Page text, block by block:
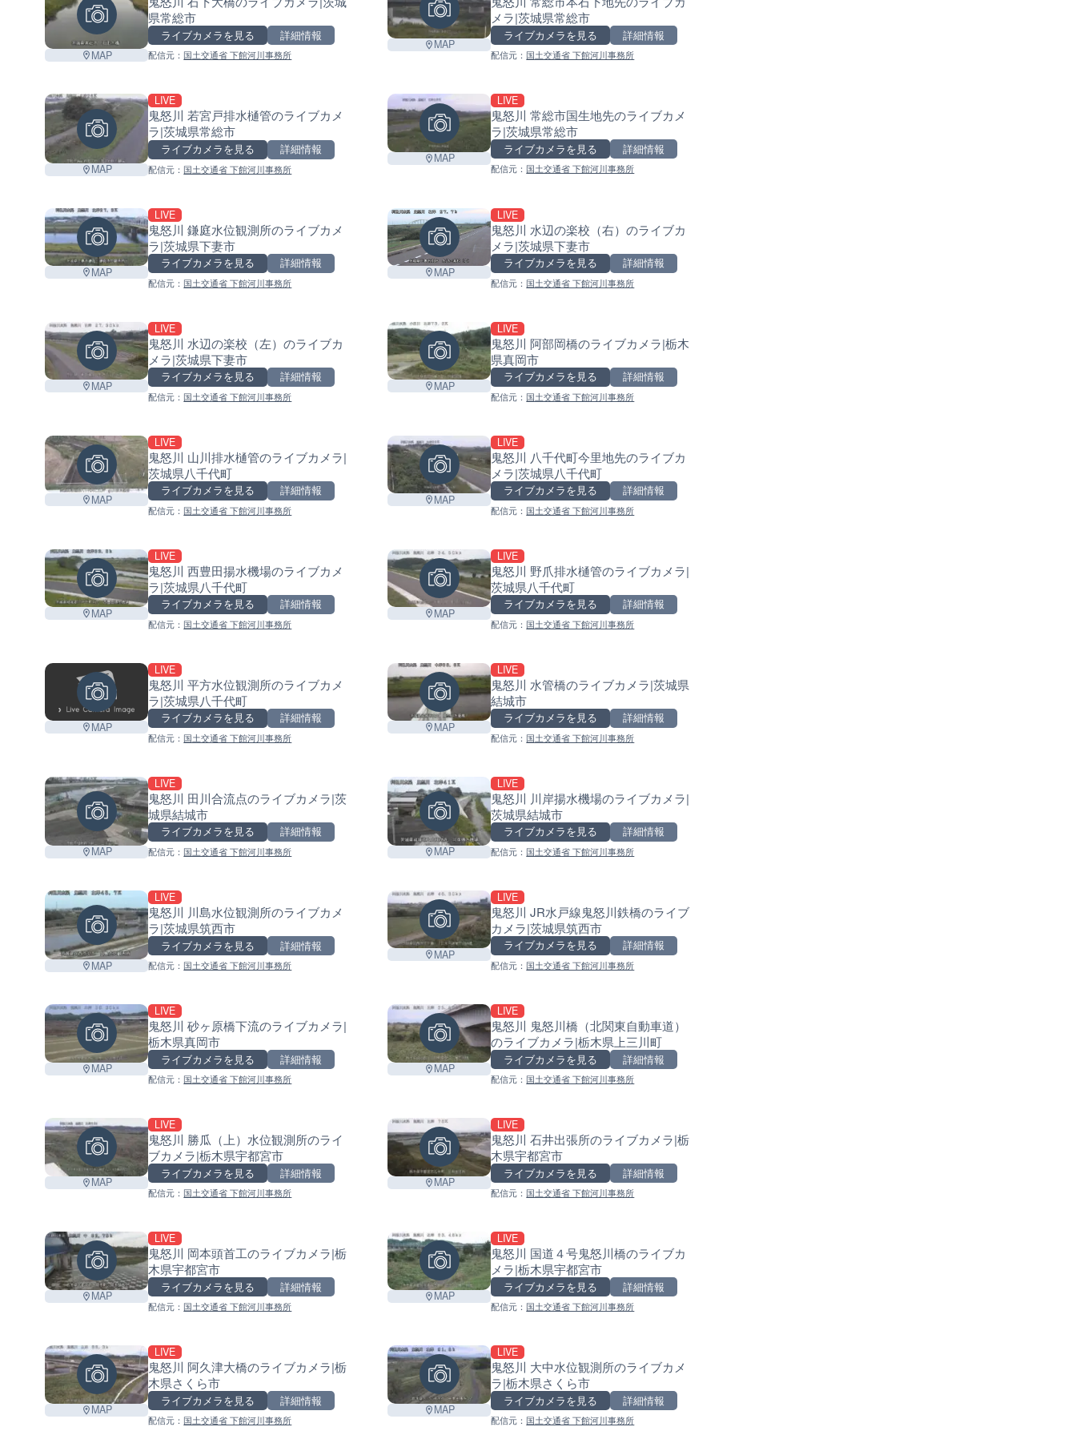
MAP
県常総市
ライブカメラを見る 詳細情報
配信元： 国土交通省 下館河川事務所
MAP
メラ|茨城県常総市
ライブカメラを見る 詳細情報
配信元： 国土交通省 下館河川事務所
MAP
LIVE
鬼怒川 若宮戸排水樋管のライブカメ
ラ|茨城県常総市
ライブカメラを見る 詳細情報
配信元： 国土交通省 下館河川事務所
MAP
LIVE
鬼怒川 常総市国生地先のライブカメ
ラ|茨城県常総市
ライブカメラを見る 詳細情報
配信元： 国土交通省 下館河川事務所
MAP
LIVE
鬼怒川 鎌庭水位観測所のライブカメ
ラ|茨城県下妻市
ライブカメラを見る 詳細情報
配信元： 国土交通省 下館河川事務所
MAP
LIVE
鬼怒川 水辺の楽校（右）のライブカ
メラ|茨城県下妻市
ライブカメラを見る 詳細情報
配信元： 国土交通省 下館河川事務所
MAP
LIVE
鬼怒川 水辺の楽校（左）のライブカ
メラ|茨城県下妻市
ライブカメラを見る 詳細情報
配信元： 国土交通省 下館河川事務所
MAP
LIVE
鬼怒川 阿部岡橋のライブカメラ|栃木
県真岡市
ライブカメラを見る 詳細情報
配信元： 国土交通省 下館河川事務所
MAP
LIVE
鬼怒川 山川排水樋管のライブカメラ|
茨城県八千代町
ライブカメラを見る 詳細情報
配信元： 国土交通省 下館河川事務所
MAP
LIVE
鬼怒川 八千代町今里地先のライブカ
メラ|茨城県八千代町
ライブカメラを見る 詳細情報
配信元： 国土交通省 下館河川事務所
MAP
LIVE
鬼怒川 西豊田揚水機場のライブカメ
ラ|茨城県八千代町
ライブカメラを見る 詳細情報
配信元： 国土交通省 下館河川事務所
MAP
LIVE
鬼怒川 野爪排水樋管のライブカメラ|
茨城県八千代町
ライブカメラを見る 詳細情報
配信元： 国土交通省 下館河川事務所
MAP
LIVE
鬼怒川 平方水位観測所のライブカメ
ラ|茨城県八千代町
ライブカメラを見る 詳細情報
配信元： 国土交通省 下館河川事務所
MAP
LIVE
鬼怒川 水管橋のライブカメラ|茨城県
結城市
ライブカメラを見る 詳細情報
配信元： 国土交通省 下館河川事務所
MAP
LIVE
鬼怒川 田川合流点のライブカメラ|茨
城県結城市
ライブカメラを見る 詳細情報
配信元： 国土交通省 下館河川事務所 MAP
LIVE
鬼怒川 川岸揚水機場のライブカメラ|
茨城県結城市
ライブカメラを見る 詳細情報
配信元： 国土交通省 下館河川事務所
MAP
LIVE
鬼怒川 川島水位観測所のライブカメ
ラ|茨城県筑西市
ライブカメラを見る 詳細情報
配信元： 国土交通省 下館河川事務所
MAP
LIVE
鬼怒川 JR水戸線鬼怒川鉄橋のライブ
カメラ|茨城県筑西市
ライブカメラを見る 詳細情報
配信元： 国土交通省 下館河川事務所
MAP
LIVE
鬼怒川 砂ヶ原橋下流のライブカメラ|
栃木県真岡市
ライブカメラを見る 詳細情報
配信元： 国土交通省 下館河川事務所
MAP
LIVE
鬼怒川 鬼怒川橋（北関東自動車道）
のライブカメラ|栃木県上三川町
ライブカメラを見る 詳細情報
配信元： 国土交通省 下館河川事務所
MAP
LIVE
鬼怒川 勝瓜（上）水位観測所のライ
ブカメラ|栃木県宇都宮市
ライブカメラを見る 詳細情報
配信元： 国土交通省 下館河川事務所
MAP
LIVE
鬼怒川 石井出張所のライブカメラ|栃
木県宇都宮市
ライブカメラを見る 詳細情報
配信元： 国土交通省 下館河川事務所
MAP
LIVE
鬼怒川 岡本頭首工のライブカメラ|栃
木県宇都宮市
ライブカメラを見る 詳細情報
配信元： 国土交通省 下館河川事務所
MAP
LIVE
鬼怒川 国道４号鬼怒川橋のライブカ
メラ|栃木県宇都宮市
ライブカメラを見る 詳細情報
配信元： 国土交通省 下館河川事務所
MAP
LIVE
鬼怒川 阿久津大橋のライブカメラ|栃
木県さくら市
ライブカメラを見る 詳細情報
配信元： 国土交通省 下館河川事務所
MAP
LIVE
鬼怒川 大中水位観測所のライブカメ
ラ|栃木県さくら市
ライブカメラを見る 詳細情報
配信元： 国土交通省 下館河川事務所